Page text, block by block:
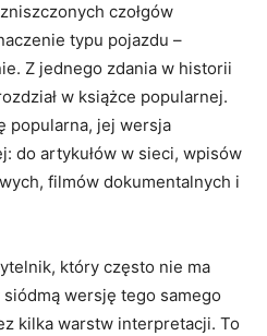
czołgów
typu pojazdu –
Z jednego zdania w historii
w książce popularnej.
popularna, jej wersja
do artykułów w sieci, wpisów
filmów dokumentalnych i
który często nie ma
wersję tego samego
kilka warstw interpretacji. To